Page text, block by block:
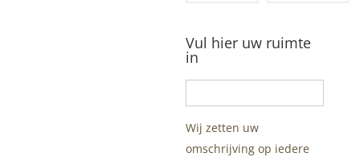
Vul hier uw ruimte
in
Wij zetten uw
omschrijving op iedere